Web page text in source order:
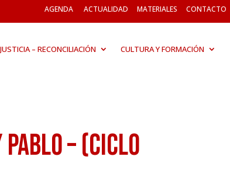
AGENDA ACTUALIDAD MATERIALES CONTACTO
JUSTICIA – RECONCILIACIÓN CULTURA Y FORMACIÓN
– (Ciclo